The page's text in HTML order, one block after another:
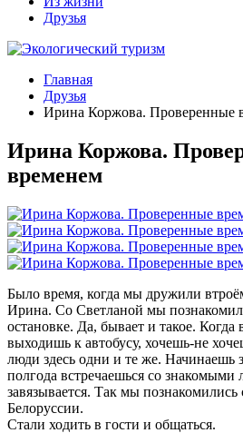
Друзья
Главная
Друзья
Ирина Коржова. Проверенные
Ирина Коржова.
временем
Было время, когда мы дружили
Ирина. Со Светланой мы
остановке. Да, бывает и такое.
выходишь к автобусу, хочешь-не
люди здесь одни и те же. Начинаешь
полгода встречаешься со знакомыми
завязывается. Так мы познакомились
Белоруссии.
Стали ходить в гости и общаться.